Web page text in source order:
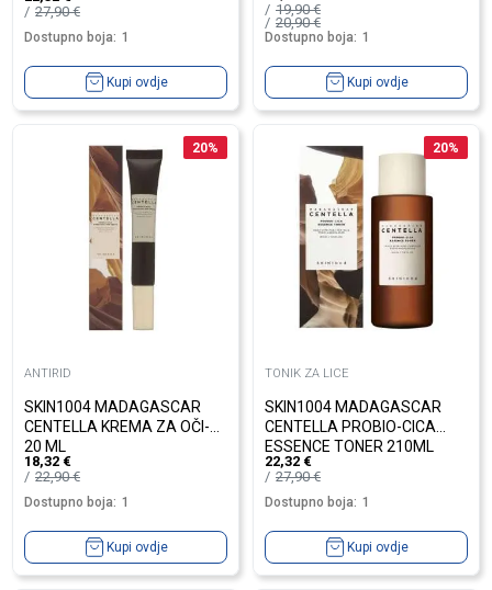
27,90€
Dostupno boja: 1
Kupi ovdje
19,90€
20,90€
Dostupno boja: 1
Kupi ovdje
20%
ANTIRID
SKIN1004 MADAGASCAR
CENTELLA KREMA ZA OČI-
20 ML
18,32 €
22,90€
Dostupno boja: 1
Kupi ovdje
20%
TONIK ZA LICE
SKIN1004 MADAGASCAR
CENTELLA PROBIO-CICA
ESSENCE TONER 210ML
22,32 €
27,90€
Dostupno boja: 1
Kupi ovdje